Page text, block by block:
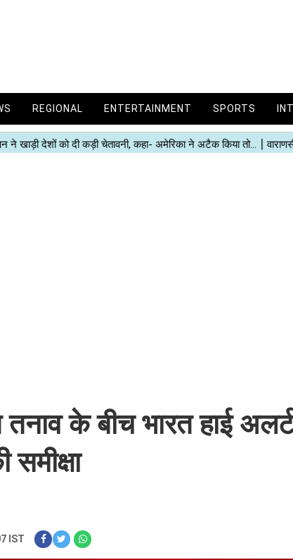
REGIONAL ENTERTAINMENT SPORTS
के बीच भारत हाई
समीक्षा
IST